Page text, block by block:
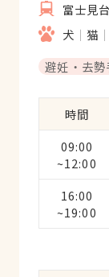
富士見
犬
猫
避妊・去勢
時間
09:00
~12:00
16:00
~19:00